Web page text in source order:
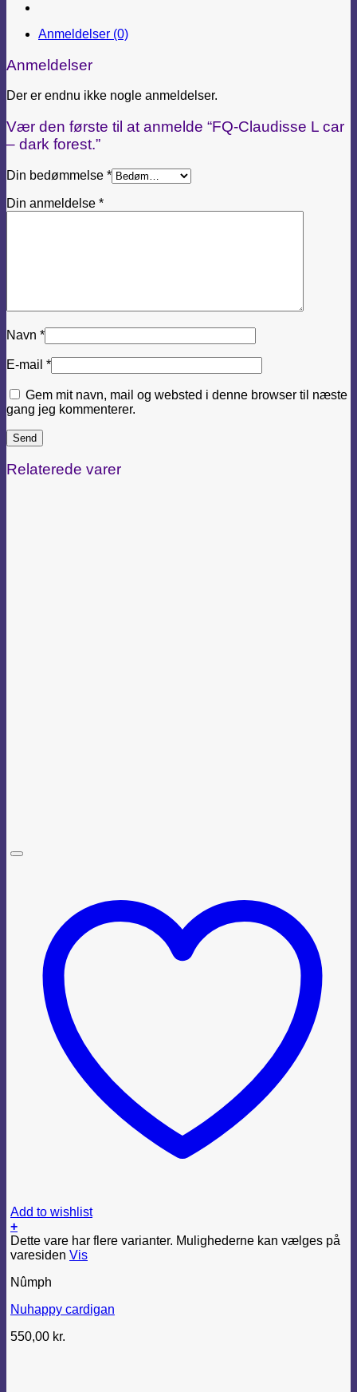
Anmeldelser (0)
Anmeldelser
Der er endnu ikke nogle anmeldelser.
Vær den første til at anmelde “FQ-Claudisse L car
– dark forest.”
Din bedømmelse *
Din anmeldelse *
Navn *
E-mail *
Gem mit navn, mail og websted i denne browser til næste
gang jeg kommenterer.
Relaterede varer
Add to wishlist
+
Dette vare har flere varianter. Mulighederne kan vælges på
varesiden Vis
Nûmph
Nuhappy cardigan
550,00 kr.